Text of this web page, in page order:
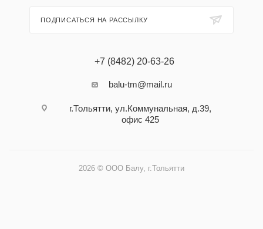
ПОДПИСАТЬСЯ НА РАССЫЛКУ
+7 (8482) 20-63-26
balu-tm@mail.ru
г.Тольятти, ул.Коммунальная, д.39,
офис 425
2026 © ООО Балу, г.Тольятти